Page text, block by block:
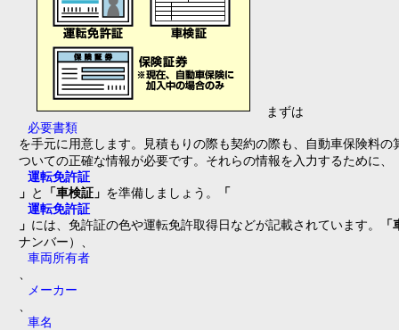
まずは
必要書類
を手元に用意します。見積もりの際も契約の際も、自動車保険料
ついての正確な情報が必要です。それらの情報を入力するために、
運転免許証
」 と 「車検証」 を準備しましょう。
「
運転免許証
」 には、免許証の色や運転免許取得日などが記載されています。
ナンバー）、
車両所有者
メーカー
車名